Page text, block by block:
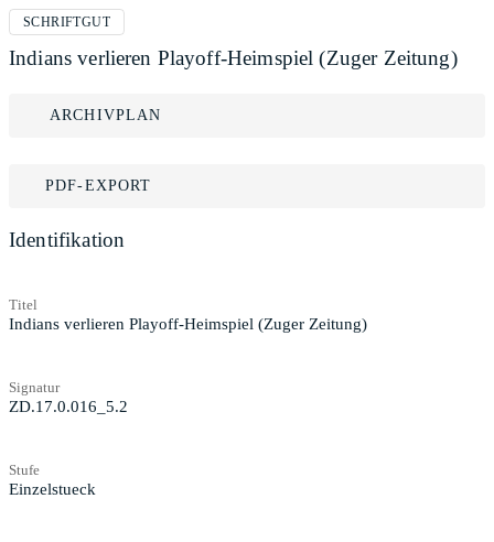
SCHRIFTGUT
Indians verlieren Playoff-Heimspiel (Zuger Zeitung)
ARCHIVPLAN
PDF-EXPORT
Identifikation
Titel
Indians verlieren Playoff-Heimspiel (Zuger Zeitung)
Signatur
ZD.17.0.016_5.2
Stufe
Einzelstueck